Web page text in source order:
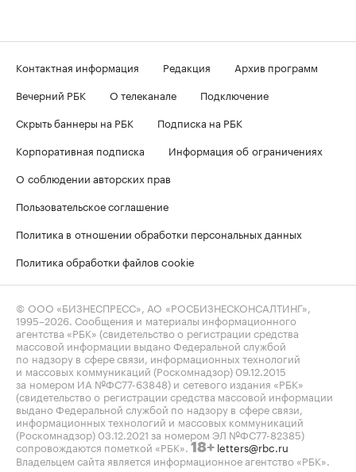
Контактная информация Редакция
Архив программ
Вечерний РБК
О телеканале
Подключение
Скрыть баннеры на РБК
Подписка на РБК
Корпоративная подписка
Информация об ограничениях
О соблюдении авторских прав
Пользовательское соглашение
Политика в отношении обработки персональных данных
Политика обработки файлов cookie
© ООО «БИЗНЕСПРЕСС», АО «РОСБИЗНЕСКОНСАЛТИНГ»,
1995–2026 . Сообщения и материалы информационного
агентства «РБК» (свидетельство о регистрации средства
массовой информации выдано Федеральной службой
по надзору в сфере связи, информационных технологий
и массовых коммуникаций (Роскомнадзор) 09.12.2015
за номером ИА №ФС77-63848) и сетевого издания «РБК»
(свидетельство о регистрации средства массовой информации
выдано Федеральной службой по надзору в сфере связи,
информационных технологий и массовых коммуникаций
(Роскомнадзор) 03.12.2021 за номером ЭЛ №ФС77-82385)
сопровождаются пометкой «РБК». 18+ letters@rbc.ru
Владельцем сайта является информационное агентство «РБК».